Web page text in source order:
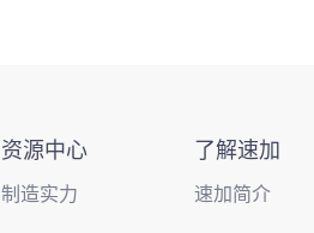
资源中心
制造实力
了解速加
速加简介